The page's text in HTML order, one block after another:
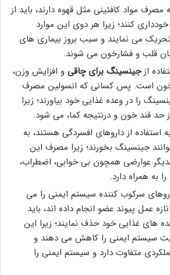
مواد کافئینی مثل قهوه دارند، باید از
کنند؛ زیرا هر دوی این موارد
می نمایند و سبب بروز بیماری های
قلب و فشارخون می شوند.
ازجینسینگ برای چاقی و افزایش وزن،
خون است. پس کسانی که انسولین مصرف
را در وعده غذایی خود بیاورند؛ زیرا
قند خون و درنتیجه کما، می شود.
استفاده از داروهای افسردگی هستند، به
جینسینگ بخورند؛ زیرا مصرف این
عوارضی همچون بی خوابی، اضطراب،
به همراه دارد.
سرکوب کننده سیستم ایمنی را می
عمل پیوند عضو انجام داده اند، باید
های غذایی خود حذف نمایند؛ زیرا این
سیستم ایمنی را کاهش می دهند و
متفاوت دارد و سیستم ایمنی را